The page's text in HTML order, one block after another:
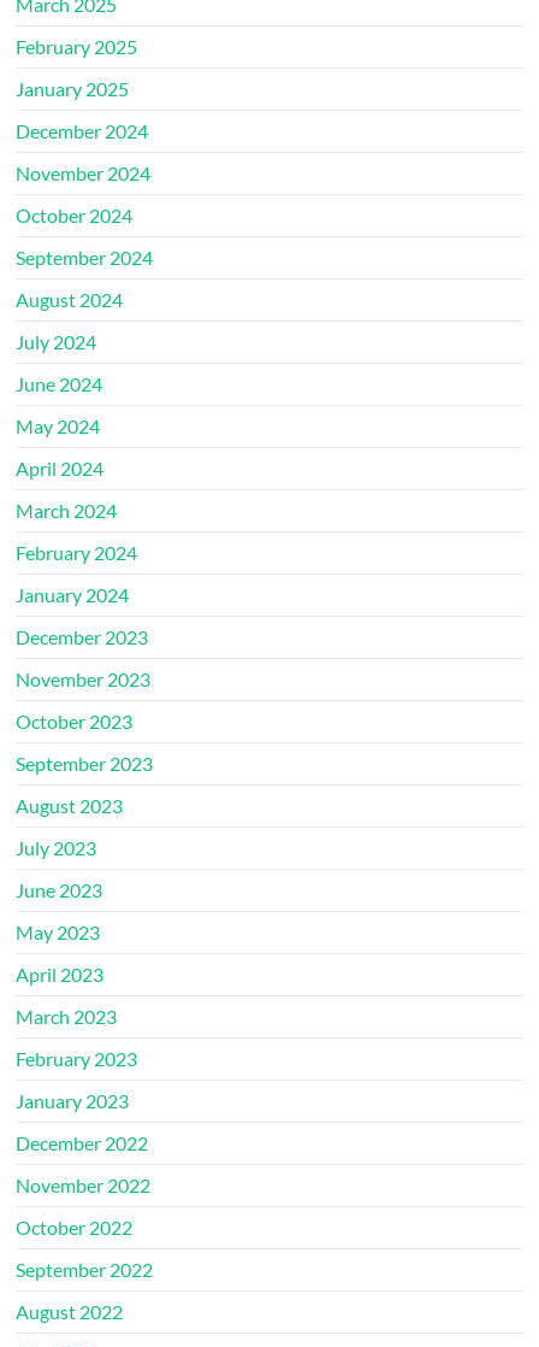
February 2025
January 2025
December 2024
November 2024
October 2024
September 2024
August 2024
July 2024
June 2024
May 2024
April 2024
March 2024
February 2024
January 2024
December 2023
November 2023
October 2023
September 2023
August 2023
July 2023
June 2023
May 2023
April 2023
March 2023
February 2023
January 2023
December 2022
November 2022
October 2022
September 2022
August 2022